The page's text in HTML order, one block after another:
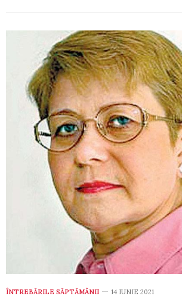
ÎNTREBĂRILE SĂPTĂMÂNII 14 IUNIE 2021